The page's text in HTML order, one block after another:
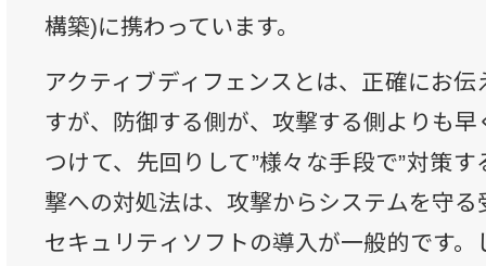
構築)に携わっています。
アクティブディフェンスとは、正確にお
すが、防御する側が、攻撃する側よりも
つけて、先回りして”様々な手段で”対策
撃への対処法は、攻撃からシステムを守
セキュリティソフトの導入が一般的です